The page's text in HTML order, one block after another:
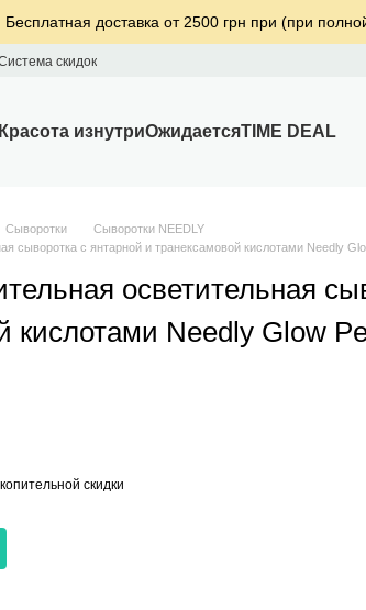
доставка от 2500 грн при (при
скидок
Красота изнутриОжидаетсяTIME DEAL
Сыворотки
Сыворотки NEEDLY
сыворотка с янтарной и транексамовой кислотами Needly
осветительная
кислотами Needly Glow
скидки